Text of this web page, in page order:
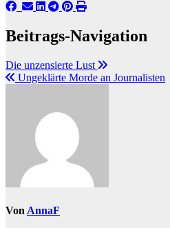
Beitrags-Navigation
Die unzensierte Lust
Ungeklärte Morde an Journalisten
Von AnnaF